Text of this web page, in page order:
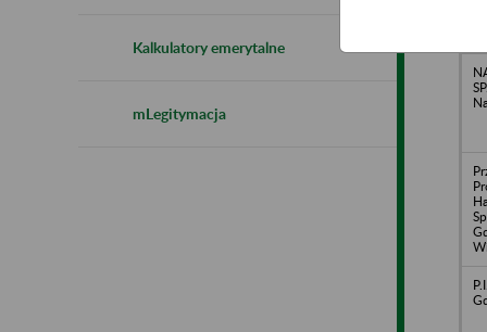
Kalkulatory emerytalne
mLegitymacja